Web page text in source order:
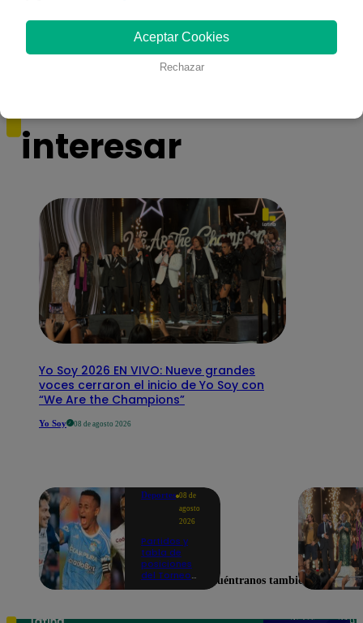
interesar
Yo Soy 2026 EN VIVO: Nueve grandes
voces cerraron el inicio de Yo Soy con
“We Are the Champions”
Yo Soy 08 de agosto 2026
Deportes 08 de
agosto
2026
Partidos y
tabla de
posiciones
del Torneo
Aceptar Cookies
Rechazar
Encuéntranos también en